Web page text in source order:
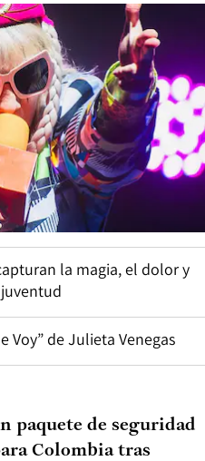
la magia, el dolor y
Voy” de Julieta Venegas
paquete de seguridad
Colombia tras